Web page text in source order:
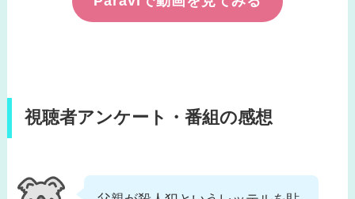
視聴者アンケート・番組の感想